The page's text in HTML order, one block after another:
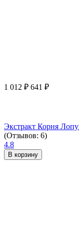
1 012 ₽ 641 ₽
Экстракт Корня
(Отзывов: 6)
4.8
В корзину